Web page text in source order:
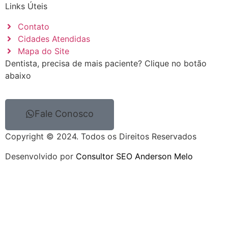
Links Úteis
Contato
Cidades Atendidas
Mapa do Site
Dentista, precisa de mais paciente? Clique no botão
abaixo
Fale Conosco
Desenvolvido por Consultor SEO Anderson Melo
Copyright © 2024. Todos os Direitos Reservados